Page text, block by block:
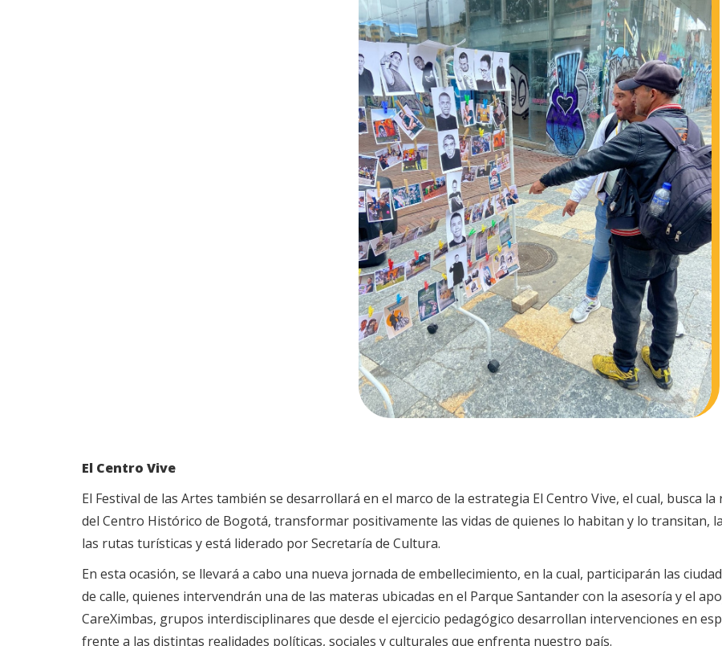
El Centro Vive
El Festival de las Artes también se desarrollará en el marco de la estrategia El Centro Vive, el cual, busca
del Centro Histórico de Bogotá, transformar positivamente las vidas de quienes lo habitan y lo transitan,
las rutas turísticas y está liderado por Secretaría de Cultura.
En esta ocasión, se llevará a cabo una nueva jornada de embellecimiento, en la cual, participarán las
de calle, quienes intervendrán una de las materas ubicadas en el Parque Santander con la asesoría y el
CareXimbas, grupos interdisciplinares que desde el ejercicio pedagógico desarrollan intervenciones en
frente a las distintas realidades políticas, sociales y culturales que enfrenta nuestro país.